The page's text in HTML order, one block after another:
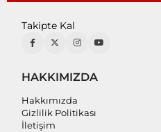
Takipte Kal
HAKKIMIZDA
Hakkımızda
Gizlilik Politikası
İletişim